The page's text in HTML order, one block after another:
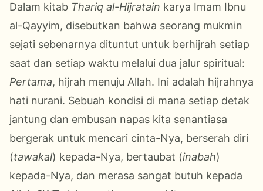
Dalam kitab Thariq al-Hijratain karya Imam Ibnu
al-Qayyim, disebutkan bahwa seorang mukmin
sejati sebenarnya dituntut untuk berhijrah setiap
saat dan setiap waktu melalui dua jalur spiritual:
Pertama, hijrah menuju Allah. Ini adalah hijrahnya
hati nurani. Sebuah kondisi di mana setiap detak
jantung dan embusan napas kita senantiasa
bergerak untuk mencari cinta-Nya, berserah diri
(tawakal) kepada-Nya, bertaubat (inabah)
kepada-Nya, dan merasa sangat butuh kepada